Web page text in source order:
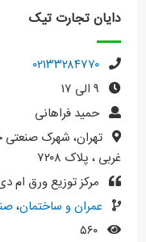
راهنما
ورود یا عضویت
دایان تجارت تیک
۰۲۱۳۳۲۸۴۷۷۰
حمید فراهانی
تهران، شهرک صنعتی
غربی ، پلاک ۷۲۰۸
مرکز توزیع ورق ام
عمران و ساختمان،
۵۶۰